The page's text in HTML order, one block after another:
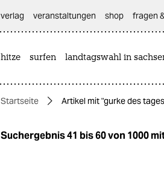
themen
politik
verlag
veranstaltungen shop fragen
hitze surfen landtagswahl in
Startseite Artikel mit "gurke des
Suchergebnis 41 bis 60 von 1000